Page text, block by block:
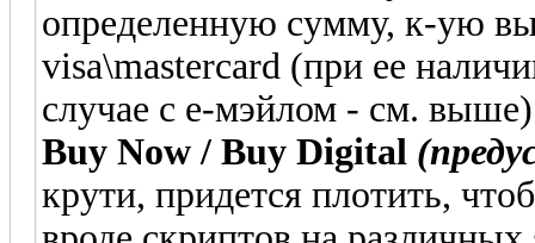
определенную сумму, к-ую вы
visa\mastercard (при ее
случае с е-мэйлом - см.
Buy Now / Buy Digital
крути, придется плотить,